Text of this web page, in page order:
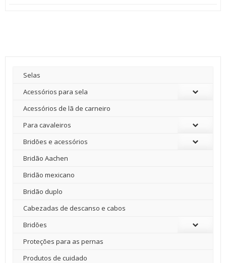
Selas
Acessórios para sela
Acessórios de lã de carneiro
Para cavaleiros
Bridões e acessórios
Bridão Aachen
Bridão mexicano
Bridão duplo
Cabezadas de descanso e cabos
Bridões
Proteções para as pernas
Produtos de cuidado